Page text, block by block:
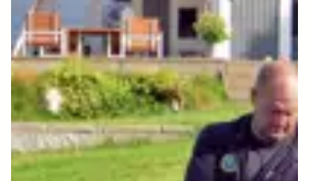
Tar høyde for spesielle forhold ved fjellets fot
UV uten gjengroing - Robust løsning for
bakteriefjerning
Hvor lang levetid har et avløpsrenseanlegg?
En suksesshistorie i avløpsrensing
Kun et steinkast unna Eidsvollsbygningen finner du
"Biovac-kroken"